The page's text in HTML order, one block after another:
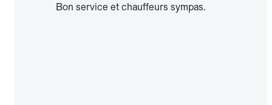
Bon service et chauffeurs sympas.